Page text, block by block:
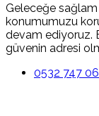
Geleceğe
konumumuzu
devam ediyoruz.
güvenin adresi
0532 747